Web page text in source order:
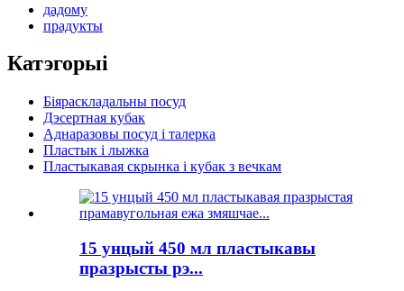
дадому
прадукты
Катэгорыі
Біяраскладальны посуд
Дэсертная кубак
Аднаразовы посуд і талерка
Пластык і лыжка
Пластыкавая скрынка і кубак з вечкам
15 унцый 450 мл пластыкавы
празрысты рэ...